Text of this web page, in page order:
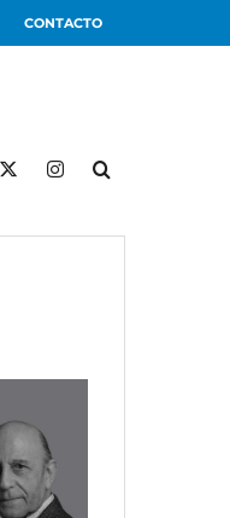
CONTACTO